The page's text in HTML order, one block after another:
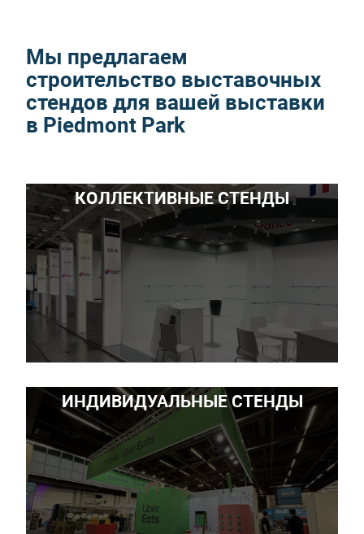
Мы предлагаем
строительство выставочных
стендов для вашей выставки
в Piedmont Park
КОЛЛЕКТИВНЫЕ СТЕНДЫ
ИНДИВИДУАЛЬНЫЕ СТЕНДЫ